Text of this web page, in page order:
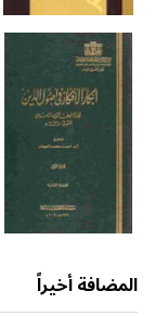
المضافة أخيراً